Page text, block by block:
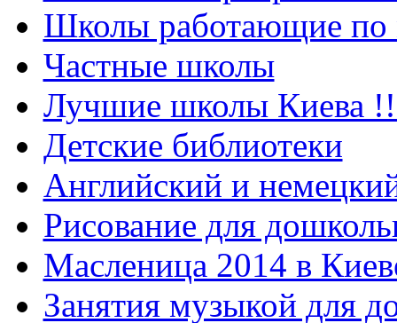
Школы работающие по
Частные школы
Лучшие школы Киева
Детские библиотеки
Английский и
Рисование для
Масленица 2014 в
Занятия музыкой для